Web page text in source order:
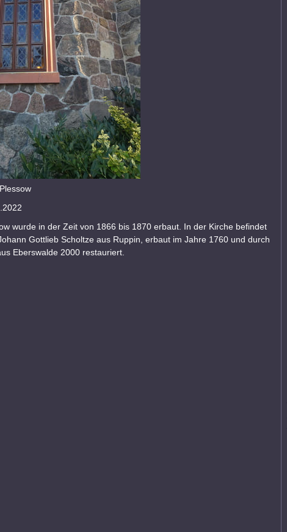
wurde in der Zeit von 1866 bis 1870 erbaut. In der Kirche befindet
Gottlieb Scholtze aus Ruppin, erbaut im Jahre 1760 und durch
Eberswalde 2000 restauriert.